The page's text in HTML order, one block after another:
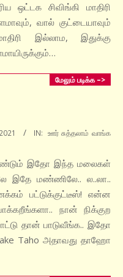
ஒட்டக சிவிங்கி மாதிரி
வால் குட்டையாவும்
இல்லாம, இதுக்கு
மேலும் படிக்க –>
IN: ஊர் சுத்தலாம் வாங்க
இதோ இந்த மலைகள்
இதே மண்ணிலே.. ல..லா..
பட்டுக்குட்டீஸ்! என்ன
நான் நிக்குற
தான் பாடுவீங்க.. இதோ
Taho அதாவது தாஹோ